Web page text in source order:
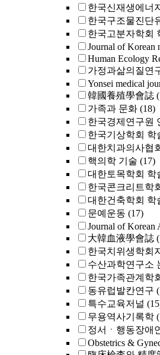
한국신재생에너
한국구조물진단
한국고분자학회
Journal of Korean
Human Ecology
가정과삶의질연
Yonsei medical
韓國養殖學會誌
가족과 문화 (18)
한국경제연구원
한국기상학회 학
대한치과의사협
핵의학 기술 (17)
대한토목학회 학
한국콘크리트학
대한건축학회 학
문예운동 (17)
Journal of Korean
大韓血液學會誌
한국치위생학회지
수산과학연구소
한국가족관계학
동유럽발칸연구
특수교육저널
무용역사기록학
정서ㆍ행동장애
Obstetrics &